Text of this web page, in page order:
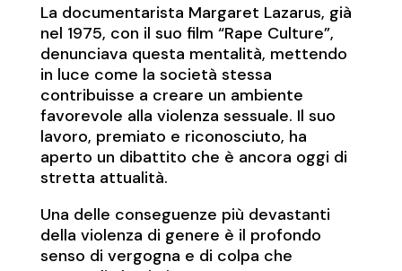
La documentarista Margaret Lazarus, già
nel 1975, con il suo film “Rape Culture”,
denunciava questa mentalità, mettendo
in luce come la società stessa
contribuisse a creare un ambiente
favorevole alla violenza sessuale. Il suo
lavoro, premiato e riconosciuto, ha
aperto un dibattito che è ancora oggi di
stretta attualità.
Una delle conseguenze più devastanti
della violenza di genere è il profondo
senso di vergogna e di colpa che